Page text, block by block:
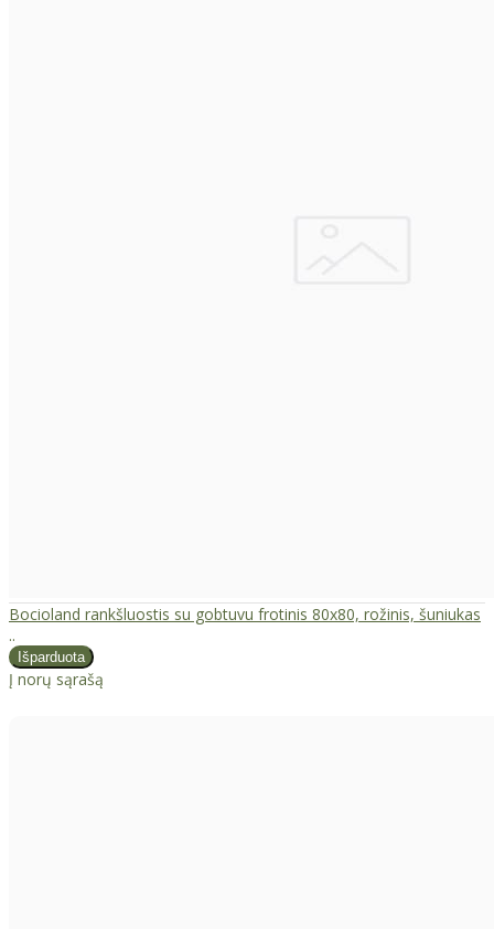
Bocioland rankšluostis su gobtuvu frotinis 80x80, rožinis, šuniukas
..
Į norų sąrašą